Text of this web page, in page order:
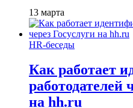
13 марта
HR-беседы
Как работает
работодателей
на hh.ru